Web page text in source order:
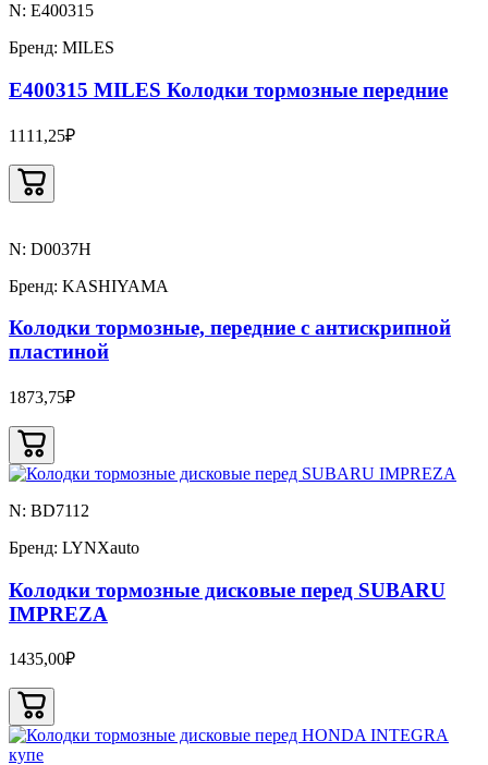
N: E400315
Бренд: MILES
E400315 MILES Колодки тормозные передние
1111,25₽
N: D0037H
Бренд: KASHIYAMA
Колодки тормозные, передние с антискрипной
пластиной
1873,75₽
N: BD7112
Бренд: LYNXauto
Колодки тормозные дисковые перед SUBARU
IMPREZA
1435,00₽